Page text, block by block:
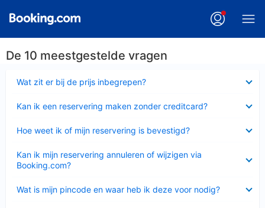
De 10 meestgestelde vragen
Wat zit er bij de prijs inbegrepen?
Kan ik een reservering maken zonder creditcard?
Hoe weet ik of mijn reservering is bevestigd?
Kan ik mijn reservering annuleren of wijzigen via
Booking.com?
Wat is mijn pincode en waar heb ik deze voor nodig?